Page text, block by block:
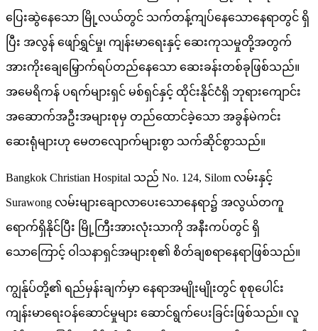
ပြေးဆွဲနေသော မြို့လယ်တွင် သက်တန့်ကျပ်နေသောနေရာတွင် ရှိ
ပြီး အလွန် ဖျော်ရွှင်မှု၊ ကျန်းမာရေးနှင့် ဆေးကုသမှုတို့အတွက်
အားကိုးချေမြှောက်ရပ်တည်နေသော ဆေးခန်းတစ်ခုဖြစ်သည်။
အမေရိကန် ပရက်များရှင် မစ်ရှင်နှင့် ထိုင်းနိုင်ငံရှိ ဘုရားကျောင်း
အဆောက်အဦးအများစုမှ တည်ထောင်ခဲ့သော အခွန်မဲကင်း
ဆေးရုံများဟု မေတလျောက်များစွာ သက်ဆိုင်စွာသည်။
Bangkok Christian Hospital သည် No. 124, Silom လမ်းနှင့်
Surawong လမ်းများချောလာပေးသောနေရာ၌ အလွယ်တကူ
ရောက်ရှိနိုင်ပြီး မြို့ကြီးအားလုံးသာကို အနီးကပ်တွင် ရှိ
သောကြောင့် ဝါသနာရှင်အများစု၏ စိတ်ချစရာနေရာဖြစ်သည်။
ကျွန်ုပ်တို့၏ ရည်မှန်းချက်မှာ နေရာအမျိုးမျိုးတွင် စုစုပေါင်း
ကျန်းမာရေးဝန်ဆောင်မှုများ ဆောင်ရွက်ပေးခြင်းဖြစ်သည်။ လူ